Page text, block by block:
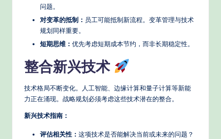
问题。
对变革的抵制： 员工可能抵制新流程。变革管理与技术
规划同样重要。
短期思维： 优先考虑短期成本节约，而非长期稳定性。
整合新兴技术
技术格局不断变化。人工智能、边缘计算和量子计算等新能
力正在涌现。战略规划必须考虑这些技术潜在的整合。
新兴技术指南：
评估相关性： 这项技术是否能解决当前或未来的问题？